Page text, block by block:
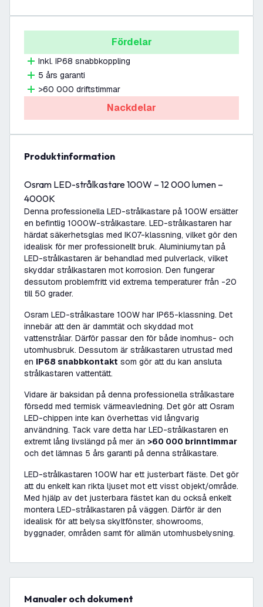
Fördelar
Inkl. IP68 snabbkoppling
5 års garanti
>60 000 driftstimmar
Nackdelar
produktinformation
Osram LED-strålkastare 100W – 12 000 lumen –
4000K
Denna professionella LED-strålkastare på 100W ersätter
en befintlig 1000W-strålkastare. LED-strålkastaren har
härdat säkerhetsglas med IK07-klassning, vilket gör den
idealisk för mer professionellt bruk. Aluminiumytan på
LED-strålkastaren är behandlad med pulverlack, vilket
skyddar strålkastaren mot korrosion. Den fungerar
dessutom problemfritt vid extrema temperaturer från -20
till 50 grader.
Osram LED-strålkastare 100W har IP65-klassning. Det
innebär att den är dammtät och skyddad mot
vattenstrålar. Därför passar den för både inomhus- och
utomhusbruk. Dessutom är strålkastaren utrustad med
en IP68 snabbkontakt som gör att du kan ansluta
strålkastaren vattentätt.
Vidare är baksidan på denna professionella strålkastare
försedd med termisk värmeavledning. Det gör att Osram
LED-chippen inte kan överhettas vid långvarig
användning. Tack vare detta har LED-strålkastaren en
extremt lång livslängd på mer än >60 000 brinntimmar
och det lämnas 5 års garanti på denna strålkastare.
LED-strålkastaren 100W har ett justerbart fäste. Det gör
att du enkelt kan rikta ljuset mot ett visst objekt/område.
Med hjälp av det justerbara fästet kan du också enkelt
montera LED-strålkastaren på väggen. Därför är den
idealisk för att belysa skyltfönster, showrooms,
byggnader, områden samt för allmän utomhusbelysning.
Manualer och dokument